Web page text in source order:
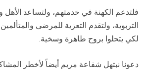
فلتدعم الكهنة في خدمتهم، ولتساعد الأهل
التربوية، ولتقدم التعزية للمرضى
لكي يتحلوا بروح طاهرة وسخية.
دعونا نبتهل شفاعة مريم أيضاً لأخطر